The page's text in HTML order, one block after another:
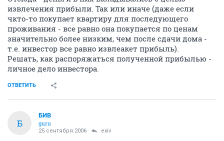
извлечения прибыли. Так или иначе (даже если
чкто-то покупает квартиру для последующего
проживания - все равно она покупается по ценам
значительно более низким, чем после сдачи дома -
т.е. инвестор все равно извлеакет прибыль).
Решать, как распоряжаться полученной прибылью -
личное дело инвестора.
ОТВЕТИТЬ
Б
БИВ
guru
25 сентября 2006 exiv